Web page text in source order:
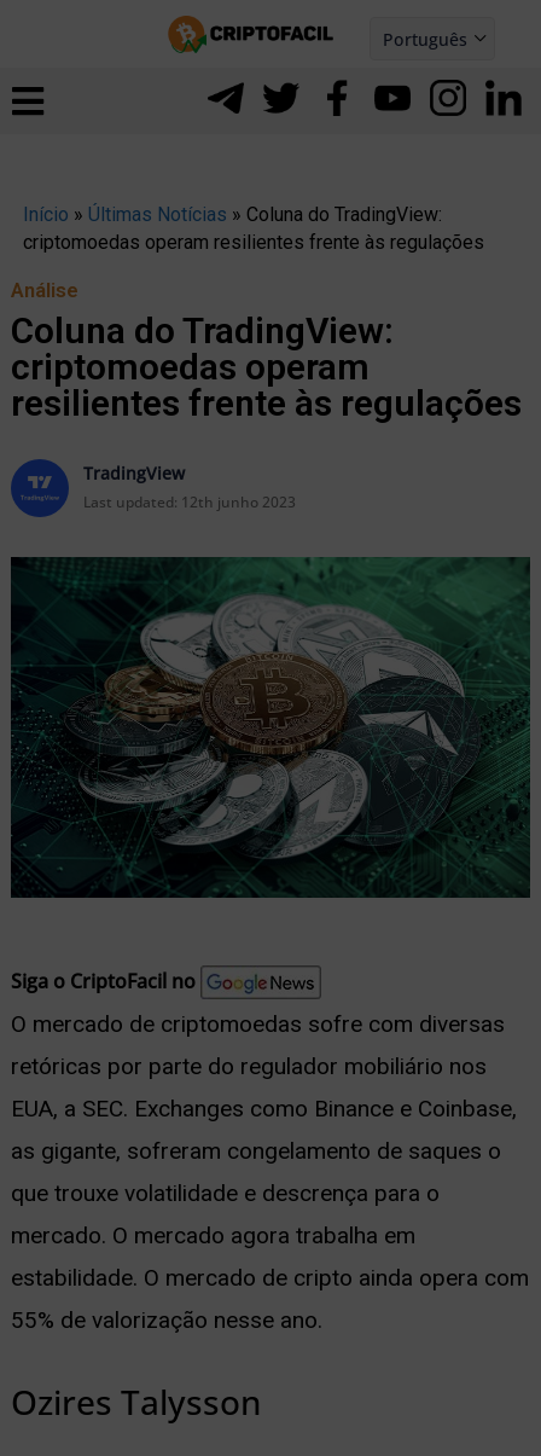
Português
Español
Início » Últimas Notícias » Coluna do TradingView:
criptomoedas operam resilientes frente às regulações
Análise
Coluna do TradingView:
criptomoedas operam
resilientes frente às regulações
TradingView
Last updated: 12th junho 2023
Siga o CriptoFacil no
O mercado de criptomoedas sofre com diversas
retóricas por parte do regulador mobiliário nos
EUA, a SEC. Exchanges como Binance e Coinbase,
as gigante, sofreram congelamento de saques o
que trouxe volatilidade e descrença para o
mercado. O mercado agora trabalha em
estabilidade. O mercado de cripto ainda opera com
55% de valorização nesse ano.
Ozires Talysson